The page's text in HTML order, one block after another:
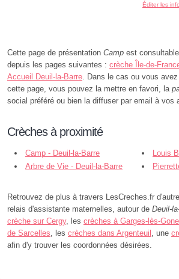
Éditer les
Cette page de présentation Camp est
depuis les pages suivantes : crèche Île-de-
Accueil Deuil-la-Barre . Dans le cas ou vous
cette page, vous pouvez la mettre en favori, la
social préféré ou bien la diffuser par email à vos
Crèches à proximité
Camp - Deuil-la-Barre
Louis
Arbre de Vie - Deuil-la-Barre
Retrouvez de plus à travers LesCreches.fr
relais d'assistante maternelles, autour de Deuil-
crèche sur Cergy, les crèches à Garges-lès-
de Sarcelles , les crèches dans Argenteuil , une
afin d'y trouver les coordonnées désirées.